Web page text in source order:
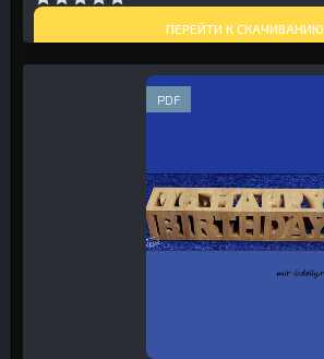
ПЕРЕЙТИ К СКАЧИВАНИЮ
PDF